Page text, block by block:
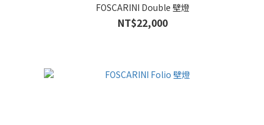
FOSCARINI Double 壁燈
NT$22,000